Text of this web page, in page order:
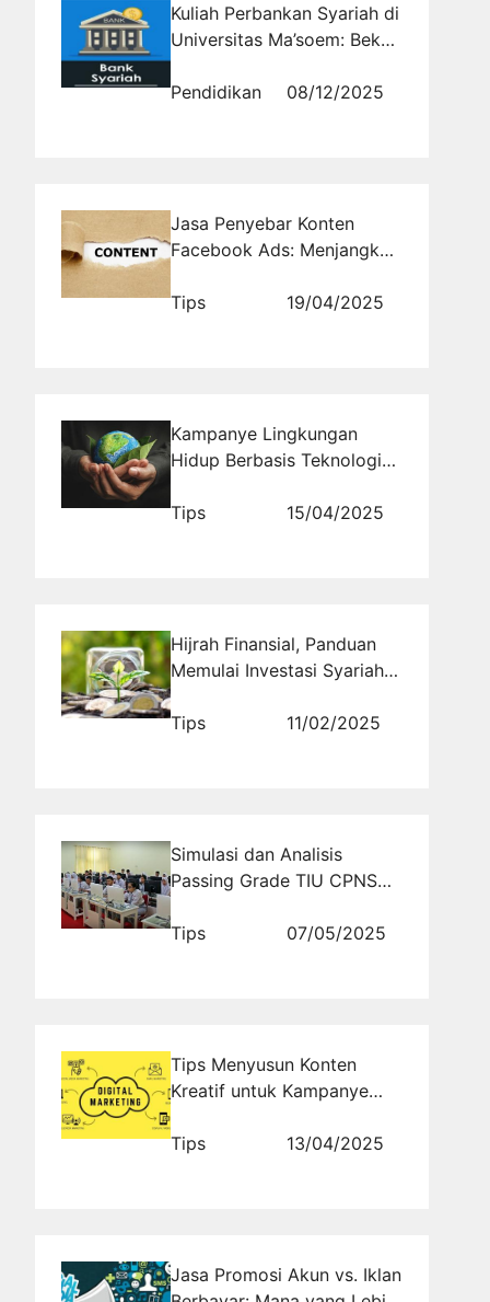
Kuliah Perbankan Syariah di
Universitas Ma’soem: Bekal
Industri Perbankan Syariah
Pendidikan 08/12/2025
Jasa Penyebar Konten
Facebook Ads: Menjangkau
Tips
19/04/2025
Kampanye Lingkungan
Hidup Berbasis Teknologi
Tips
15/04/2025
Hijrah Finansial, Panduan
Memulai Investasi Syariah
Tips
11/02/2025
Simulasi dan Analisis
Passing Grade TIU CPNS
Tips
07/05/2025
Tips Menyusun Konten
Kreatif untuk Kampanye
Tips
13/04/2025
Jasa Promosi Akun vs. Iklan